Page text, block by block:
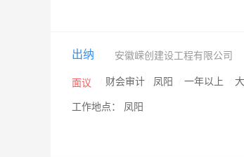
出纳 安徽嵘创建设工程有限公司
面议 财会审计 凤阳 一年以上
工作地点： 凤阳